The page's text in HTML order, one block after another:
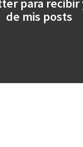
para
de mis posts